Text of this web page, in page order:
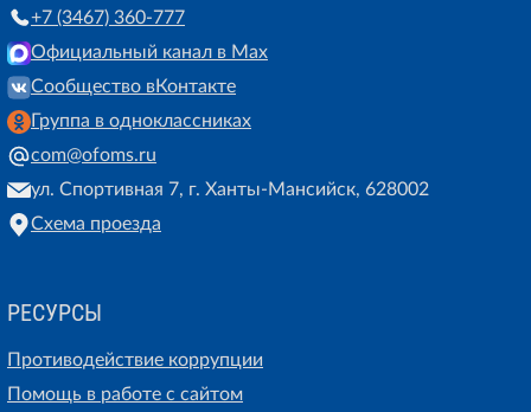
+7 (3467) 360-777
Официальный канал в Max
Сообщество вКонтакте
Группа в одноклассниках
com@ofoms.ru
ул. Спортивная 7, г. Ханты-Мансийск, 628002
Схема проезда
РЕСУРСЫ
Противодействие коррупции
Помощь в работе с сайтом